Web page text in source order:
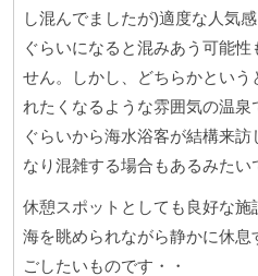
し混んでましたが)適度な人気
ぐらいになると混みあう可能
せん。しかし、どちらかとい
れたくなるような雰囲気の温
ぐらいから海水浴客が結構来
なり混雑する場合もあるみたい
休憩スポットとしても良好な施
海を眺められながら静かに休
ごしたいものです・・